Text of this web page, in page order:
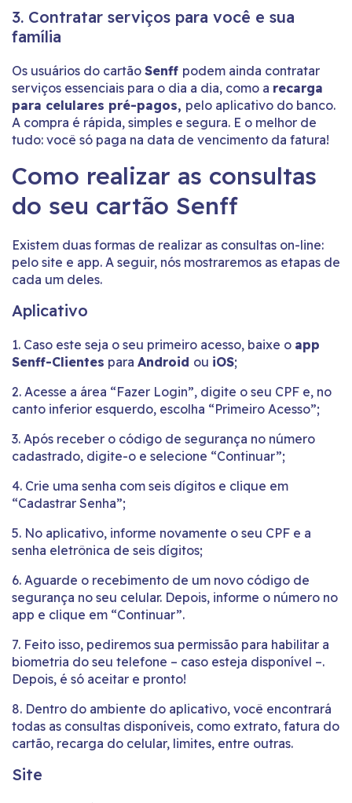
3. Contratar serviços para você e sua
família
Os usuários do cartão Senff podem ainda contratar
serviços essenciais para o dia a dia, como a recarga
para celulares pré-pagos, pelo aplicativo do banco.
A compra é rápida, simples e segura. E o melhor de
tudo: você só paga na data de vencimento da fatura!
Como realizar as consultas
do seu cartão Senff
Existem duas formas de realizar as consultas on-line:
pelo site e app. A seguir, nós mostraremos as etapas de
cada um deles.
Aplicativo
1. Caso este seja o seu primeiro acesso, baixe o app
Senff-Clientes para Android ou iOS;
2. Acesse a área “Fazer Login”, digite o seu CPF e, no
canto inferior esquerdo, escolha “Primeiro Acesso”;
3. Após receber o código de segurança no número
cadastrado, digite-o e selecione “Continuar”;
4. Crie uma senha com seis dígitos e clique em
“Cadastrar Senha”;
5. No aplicativo, informe novamente o seu CPF e a
senha eletrônica de seis dígitos;
6. Aguarde o recebimento de um novo código de
segurança no seu celular. Depois, informe o número no
app e clique em “Continuar”.
7. Feito isso, pediremos sua permissão para habilitar a
biometria do seu telefone – caso esteja disponível –.
Depois, é só aceitar e pronto!
8. Dentro do ambiente do aplicativo, você encontrará
todas as consultas disponíveis, como extrato, fatura do
cartão, recarga do celular, limites, entre outras.
Site